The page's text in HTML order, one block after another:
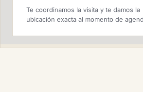
Te coordinamos la visita y te damos la
ubicación exacta al momento de